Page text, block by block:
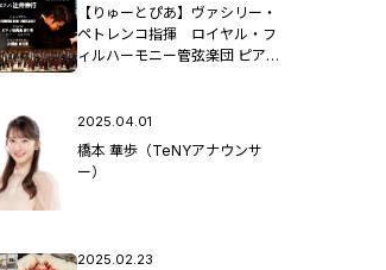
【りゅーとぴあ】ヴァシリー・
ペトレンコ指揮 ロイヤル・フ
ィルハーモニー管弦楽団 ピア
2025.04.01
橋本 華歩（TeNYアナウンサ
ー）
2025.02.23